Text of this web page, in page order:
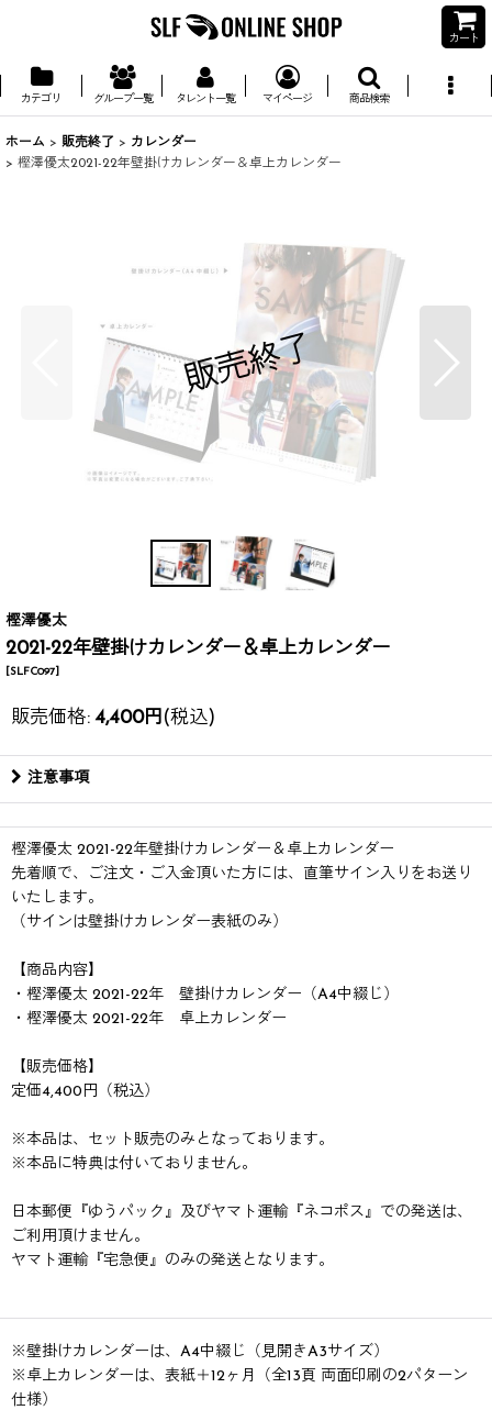
カート
カテゴリ グループ一覧 タレント一覧 マイページ 商品検索
ホーム > 販売終了 > カレンダー
> 樫澤優太2021-22年壁掛けカレンダー＆卓上カレンダー
樫澤優太
2021-22年壁掛けカレンダー＆卓上カレンダー
[SLFC097]
販売価格: 4,400円 (税込)
注意事項
樫澤優太 2021-22年壁掛けカレンダー＆卓上カレンダー
先着順で、ご注文・ご入金頂いた方には、直筆サイン入りをお送り
いたします。
（サインは壁掛けカレンダー表紙のみ）
【商品内容】
・樫澤優太 2021-22年 壁掛けカレンダー（A4中綴じ）
・樫澤優太 2021-22年 卓上カレンダー
【販売価格】
定価4,400円（税込）
※本品は、セット販売のみとなっております。
※本品に特典は付いておりません。
日本郵便『ゆうパック』及びヤマト運輸『ネコポス』での発送は、
ご利用頂けません。
ヤマト運輸『宅急便』のみの発送となります。
※壁掛けカレンダーは、A4中綴じ（見開きA3サイズ）
※卓上カレンダーは、表紙＋12ヶ月（全13頁 両面印刷の2パターン
仕様）